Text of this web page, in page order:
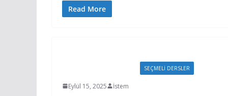
Read More
SEÇMELİ DERSLER
Eylül 15, 2025 İstem